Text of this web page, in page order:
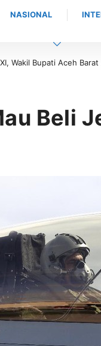
NASIONAL
Kontribusi Alumni
Beli